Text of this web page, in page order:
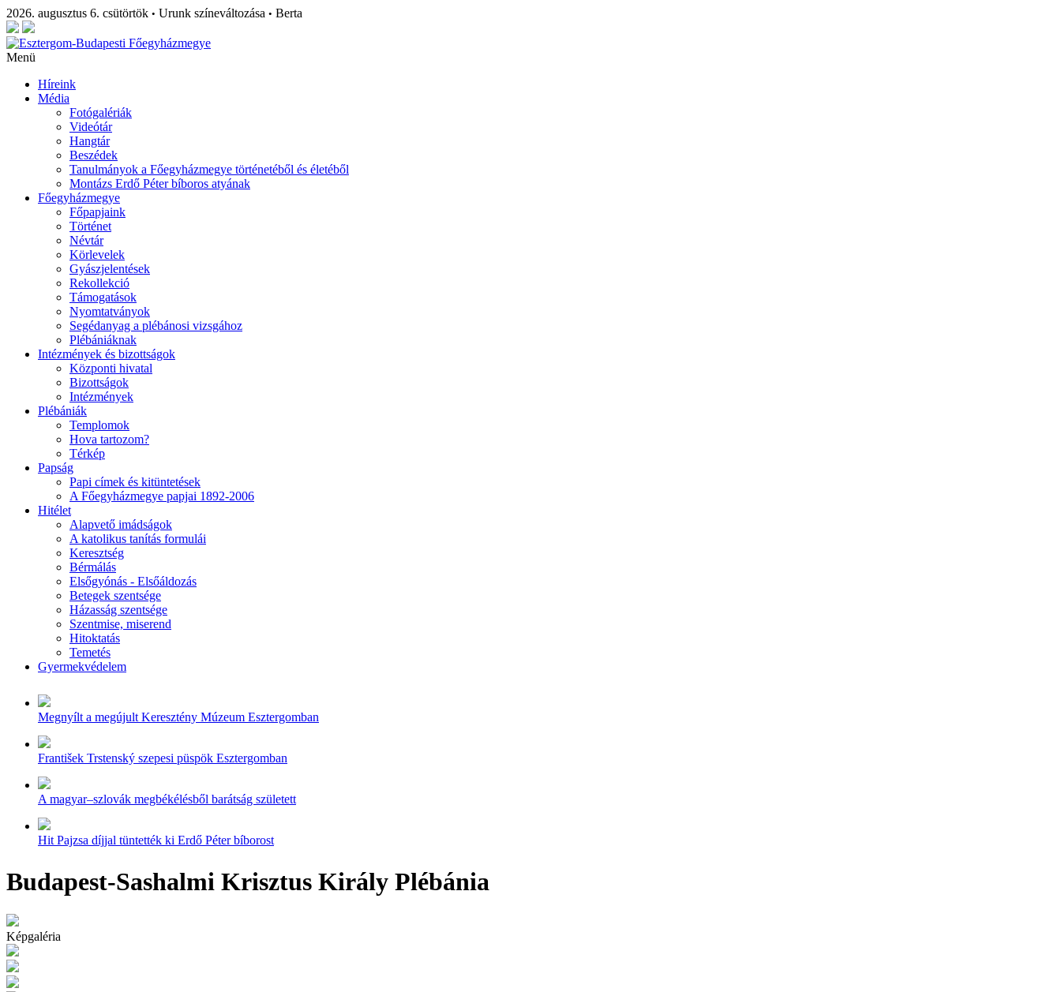
2026. augusztus 6. csütörtök • Urunk színeváltozása • Berta
Menü
Híreink
Média
Fotógalériák
Videótár
Hangtár
Beszédek
Tanulmányok a Főegyházmegye történetéből és életéből
Montázs Erdő Péter bíboros atyának
Főegyházmegye
Főpapjaink
Történet
Névtár
Körlevelek
Gyászjelentések
Rekollekció
Támogatások
Nyomtatványok
Segédanyag a plébánosi vizsgához
Plébániáknak
Intézmények és bizottságok
Központi hivatal
Bizottságok
Intézmények
Plébániák
Templomok
Hova tartozom?
Térkép
Papság
Papi címek és kitüntetések
A Főegyházmegye papjai 1892-2006
Hitélet
Alapvető imádságok
A katolikus tanítás formulái
Keresztség
Bérmálás
Elsőgyónás - Elsőáldozás
Betegek szentsége
Házasság szentsége
Szentmise, miserend
Hitoktatás
Temetés
Gyermekvédelem
Megnyílt a megújult Keresztény Múzeum Esztergomban
František Trstenský szepesi püspök Esztergomban
A magyar–szlovák megbékélésből barátság született
Hit Pajzsa díjjal tüntették ki Erdő Péter bíborost
Budapest-Sashalmi Krisztus Király Plébánia
Képgaléria